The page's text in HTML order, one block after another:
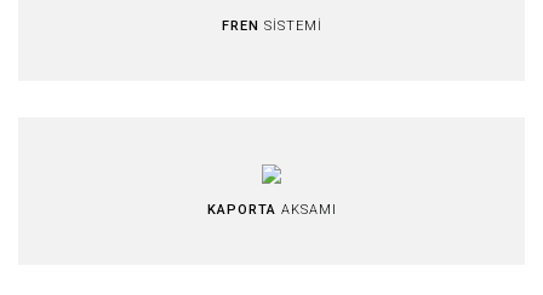
FREN SİSTEMİ
KAPORTA AKSAMI